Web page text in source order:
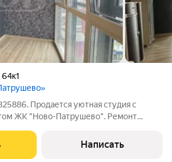
64к1
Продается уютная студия с
ЖК "Ново-Патрушево". Ремонт
теплый пол, панорамное остекление.
мебель.
Написать